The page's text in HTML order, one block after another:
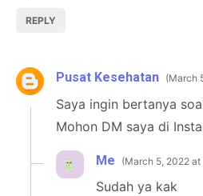
REPLY
Pusat Kesehatan March
Saya ingin bertanya
Mohon DM saya di
Me March 5, 2022 at
Sudah ya kak